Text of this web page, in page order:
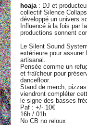
hoaja: DJ et
collectif Silence
développé un univers
Influencé à la fois par
productions sonnent
Le Silent Sound
extérieure pour
artisanal.
Pensée comme un
et fraîcheur pour
dancefloor.
Stand de merch,
viendront compléter
le signe des basses
Paf : +/- 10€
16h / 01h
No CB no reloux